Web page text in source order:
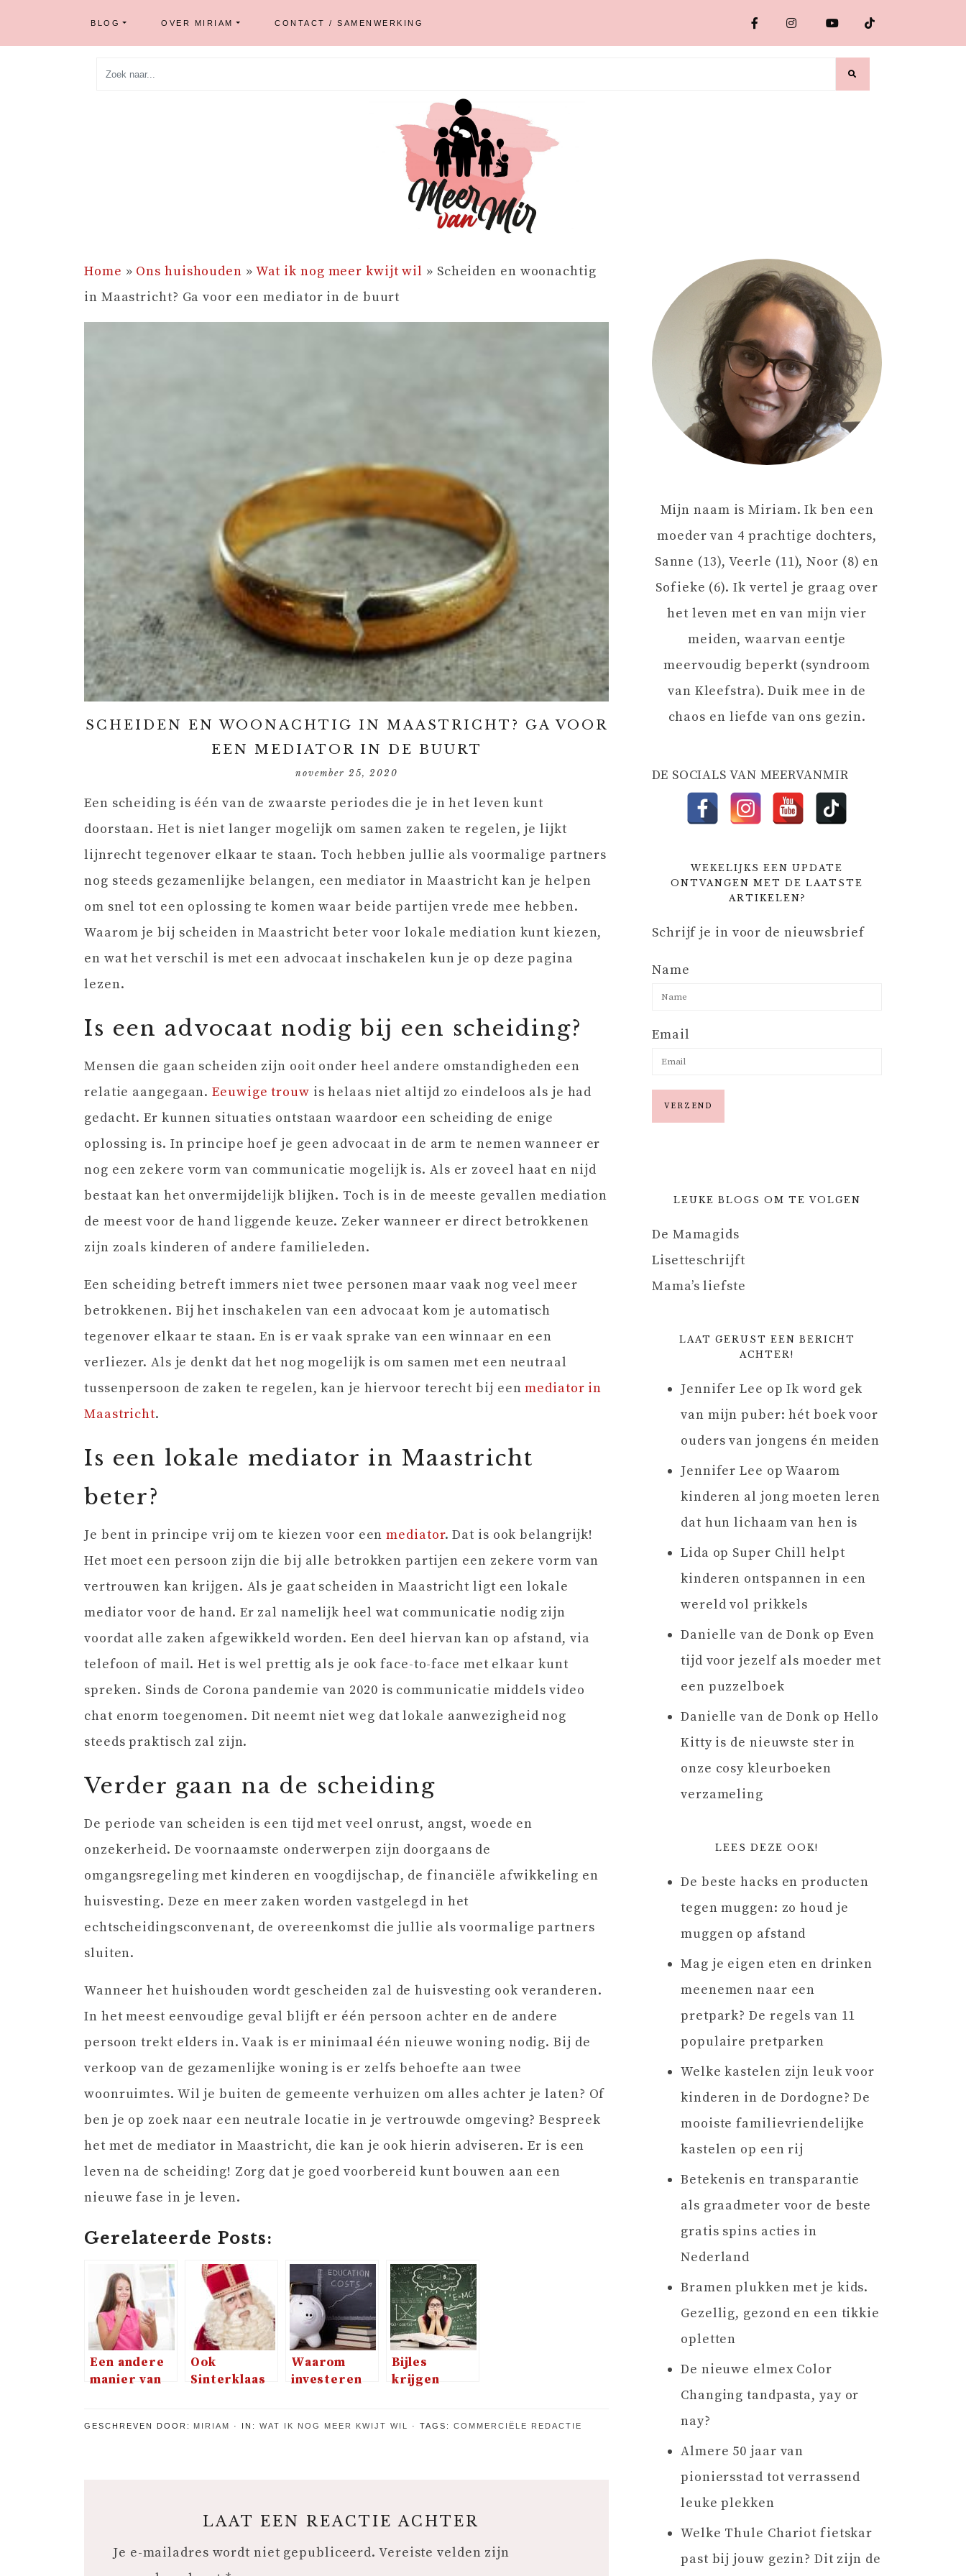
BLOG OVER MIRIAM CONTACT / SAMENWERKING
Home » Ons huishouden » Wat ik nog meer kwijt wil » Scheiden en woonachtig
in Maastricht? Ga voor een mediator in de buurt
SCHEIDEN EN WOONACHTIG IN MAASTRICHT? GA VOOR
EEN MEDIATOR IN DE BUURT
november 25, 2020
Een scheiding is één van de zwaarste periodes die je in het leven kunt
doorstaan. Het is niet langer mogelijk om samen zaken te regelen, je lijkt
lijnrecht tegenover elkaar te staan. Toch hebben jullie als voormalige partners
nog steeds gezamenlijke belangen, een mediator in Maastricht kan je helpen
om snel tot een oplossing te komen waar beide partijen vrede mee hebben.
Waarom je bij scheiden in Maastricht beter voor lokale mediation kunt kiezen,
en wat het verschil is met een advocaat inschakelen kun je op deze pagina
lezen.
Is een advocaat nodig bij een scheiding?
Mensen die gaan scheiden zijn ooit onder heel andere omstandigheden een
relatie aangegaan.Eeuwige trouw is helaas niet altijd zo eindeloos als je had
gedacht. Er kunnen situaties ontstaan waardoor een scheiding de enige
oplossing is. In principe hoef je geen advocaat in de arm te nemen wanneer er
nog een zekere vorm van communicatie mogelijk is. Als er zoveel haat en nijd
bestaat kan het onvermijdelijk blijken. Toch is in de meeste gevallen mediation
de meest voor de hand liggende keuze. Zeker wanneer er direct betrokkenen
zijn zoals kinderen of andere familieleden.
Een scheiding betreft immers niet twee personen maar vaak nog veel meer
betrokkenen. Bij het inschakelen van een advocaat kom je automatisch
tegenover elkaar te staan. En is er vaak sprake van een winnaar en een
verliezer. Als je denkt dat het nog mogelijk is om samen met een neutraal
tussenpersoon de zaken te regelen, kan je hiervoor terecht bij eenmediator in
Maastricht.
Is een lokale mediator in Maastricht
beter?
Je bent in principe vrij om te kiezen voor eenmediator. Dat is ook belangrijk!
Het moet een persoon zijn die bij alle betrokken partijen een zekere vorm van
vertrouwen kan krijgen. Als je gaat scheiden in Maastricht ligt een lokale
mediator voor de hand. Er zal namelijk heel wat communicatie nodig zijn
voordat alle zaken afgewikkeld worden. Een deel hiervan kan op afstand, via
telefoon of mail. Het is wel prettig als je ook face-to-face met elkaar kunt
spreken. Sinds de Corona pandemie van 2020 is communicatie middels video
chat enorm toegenomen. Dit neemt niet weg dat lokale aanwezigheid nog
steeds praktisch zal zijn.
Verder gaan na de scheiding
De periode van scheiden is een tijd met veel onrust, angst, woede en
onzekerheid. De voornaamste onderwerpen zijn doorgaans de
omgangsregeling met kinderen en voogdijschap, de financiële afwikkeling en
huisvesting. Deze en meer zaken worden vastgelegd in het
echtscheidingsconvenant, de overeenkomst die jullie als voormalige partners
sluiten.
Wanneer het huishouden wordt gescheiden zal de huisvesting ook veranderen.
In het meest eenvoudige geval blijft er één persoon achter en de andere
persoon trekt elders in. Vaak is er minimaal één nieuwe woning nodig. Bij de
verkoop van de gezamenlijke woning is er zelfs behoefte aan twee
woonruimtes. Wil je buiten de gemeente verhuizen om alles achter je laten? Of
ben je op zoek naar een neutrale locatie in je vertrouwde omgeving? Bespreek
het met de mediator in Maastricht, die kan je ook hierin adviseren. Er is een
leven na de scheiding! Zorg dat je goed voorbereid kunt bouwen aan een
nieuwe fase in je leven.
Gerelateerde Posts:
Een andere
manier van
Ook
Sinterklaas
Waarom
investeren
Bijles
krijgen
binnen het
GESCHREVEN DOOR: MIRIAM IN: WAT IK NOG MEER KWIJT WIL TAGS: COMMERCIËLE REDACTIE
LAAT EEN REACTIE ACHTER
Je e-mailadres wordt niet gepubliceerd. Vereiste velden zijn
Mijn naam is Miriam. Ik ben een
moeder van 4 prachtige dochters,
Sanne (13), Veerle (11), Noor (8) en
Sofieke (6). Ik vertel je graag over
het leven met en van mijn vier
meiden, waarvan eentje
meervoudig beperkt (syndroom
van Kleefstra). Duik mee in de
chaos en liefde van ons gezin.
DE SOCIALS VAN MEERVANMIR
WEKELIJKS EEN UPDATE
ONTVANGEN MET DE LAATSTE
ARTIKELEN?
Schrijf je in voor de nieuwsbrief
Name
Email
LEUKE BLOGS OM TE VOLGEN
De Mamagids
Lisetteschrijft
Mama’s liefste
LAAT GERUST EEN BERICHT
ACHTER!
Jennifer Lee opIk word gek
van mijn puber: hét boek voor
ouders van jongens én meiden
Jennifer Lee opWaarom
kinderen al jong moeten leren
dat hun lichaam van hen is
Lida op Super Chill helpt
kinderen ontspannen in een
wereld vol prikkels
Danielle van de Donk op Even
tijd voor jezelf als moeder met
een puzzelboek
Danielle van de Donk op Hello
Kitty is de nieuwste ster in
onze cosy kleurboeken
verzameling
LEES DEZE OOK!
De beste hacks en producten
tegen muggen: zo houd je
muggen op afstand
Mag je eigen eten en drinken
meenemen naar een
pretpark? De regels van 11
populaire pretparken
Welke kastelen zijn leuk voor
kinderen in de Dordogne? De
mooiste familievriendelijke
kastelen op een rij
Betekenis en transparantie
als graadmeter voor de beste
gratis spins acties in
Nederland
Bramen plukken met je kids.
Gezellig, gezond en een tikkie
opletten
De nieuwe elmex Color
Changing tandpasta, yay or
nay?
Almere 50 jaar van
pioniersstad tot verrassend
leuke plekken
Welke Thule Chariot fietskar
past bij jouw gezin? Dit zijn de